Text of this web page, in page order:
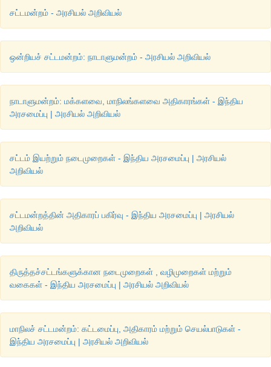
❖ மத்திய மற்றும் மாநிலங்களின் நிர்வாக அதிகாரத்தின்
❖
மத்திய மற்றும் மாநிலங்களிக்கிடையில் சட்டம்
❖ ஏழாவது அட்டவணையில் அடங்கியுள்ள எந்த ஒரு பட்டியலும்.
❖ நாடாளுமன்றத்தில் மாநிலங்களின் பிரதிநிதித்துவம்.
❖ அரசமைப்பு மற்றும் அதன் நடைமுறைகளை
நாடாளுமன்றத்தின் அதிகாரம். (உறுப்பு -368)
சட்டமன்றம் - அரசியல் அறிவியல்
ஒன்றியச் சட்டமன்றம்: நாடாளுமன்றம் - அரசியல் அறிவியல்
நாடாளுமன்றம்: மக்களவை, மாநிலங்களவை அதிகாரங்கள் - இந்திய
அரசமைப்பு | அரசியல் அறிவியல்
சட்டம் இயற்றும் நடைமுறைகள் - இந்திய அரசமைப்பு | அரசியல்
அறிவியல்
சட்டமன்றத்தின் அதிகாரப் பகிர்வு - இந்திய அரசமைப்பு | அரசியல்
அறிவியல்
திருத்தச்சட்டங்களுக்கான நடைமுறைகள் , வழிமுறைகள் மற்றும்
வகைகள் - இந்திய அரசமைப்பு | அரசியல் அறிவியல்
மாநிலச் சட்டமன்றம்: கட்டமைப்பு, அதிகாரம் மற்றும் செயல்பாடுகள் -
இந்திய அரசமைப்பு | அரசியல் அறிவியல்